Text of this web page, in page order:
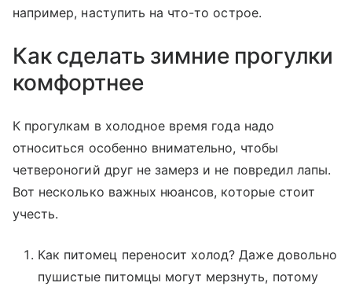
например, наступить на что-то острое.
Как сделать зимние прогулки
комфортнее
К прогулкам в холодное время года надо
относиться особенно внимательно, чтобы
четвероногий друг не замерз и не повредил лапы.
Вот несколько важных нюансов, которые стоит
учесть.
Как питомец переносит холод? Даже довольно
пушистые питомцы могут мерзнуть, потому